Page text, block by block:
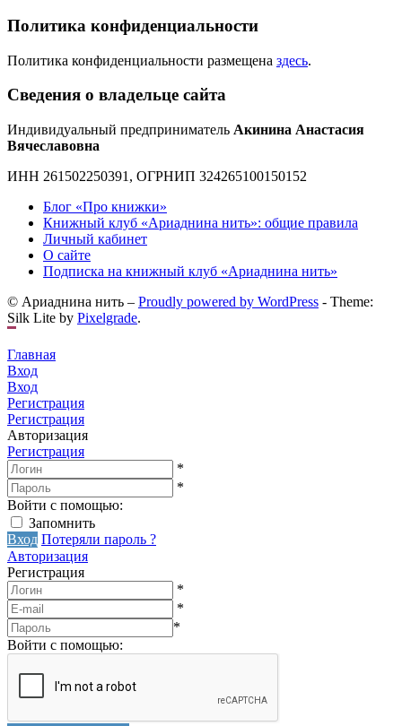
Политика конфиденциальности
Политика конфиденциальности размещена здесь.
Сведения о владельце сайта
Индивидуальный предприниматель Акинина Анастасия
Вячеславовна
ИНН 261502250391, ОГРНИП 324265100150152
Блог «Про книжки»
Книжный клуб «Ариаднина нить»: общие правила
Личный кабинет
О сайте
Подписка на книжный клуб «Ариаднина нить»
© Ариаднина нить – Proudly powered by WordPress - Theme:
Silk Lite by Pixelgrade.
Главная
Вход
Вход
Регистрация
Регистрация
Авторизация
Регистрация
*
*
Войти с помощью:
Запомнить
Вход Потеряли пароль ?
Авторизация
Регистрация
*
*
*
Войти с помощью: